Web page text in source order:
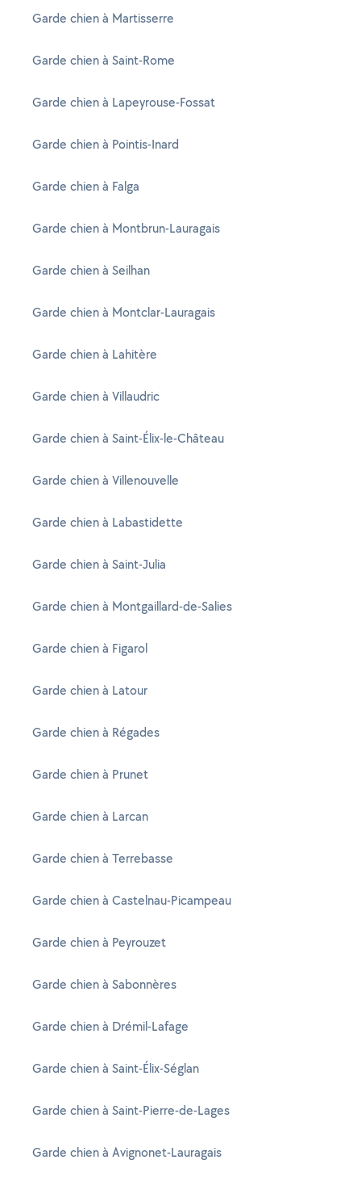
Garde chien à Martisserre
Garde chien à Saint-Rome
Garde chien à Lapeyrouse-Fossat
Garde chien à Pointis-Inard
Garde chien à Falga
Garde chien à Montbrun-Lauragais
Garde chien à Seilhan
Garde chien à Montclar-Lauragais
Garde chien à Lahitère
Garde chien à Villaudric
Garde chien à Saint-Élix-le-Château
Garde chien à Villenouvelle
Garde chien à Labastidette
Garde chien à Saint-Julia
Garde chien à Montgaillard-de-Salies
Garde chien à Figarol
Garde chien à Latour
Garde chien à Régades
Garde chien à Prunet
Garde chien à Larcan
Garde chien à Terrebasse
Garde chien à Castelnau-Picampeau
Garde chien à Peyrouzet
Garde chien à Sabonnères
Garde chien à Drémil-Lafage
Garde chien à Saint-Élix-Séglan
Garde chien à Saint-Pierre-de-Lages
Garde chien à Avignonet-Lauragais